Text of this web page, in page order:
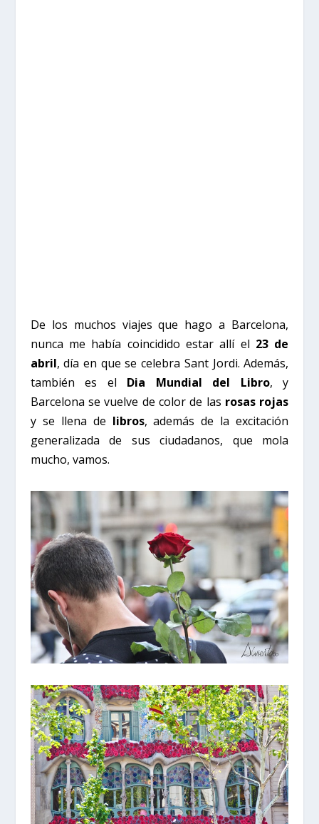
De los muchos viajes que hago a Barcelona,
nunca me había coincidido estar allí el 23 de
abril, día en que se celebra Sant Jordi. Además,
también es el Dia Mundial del Libro, y
Barcelona se vuelve de color de las rosas rojas
y se llena de libros, además de la excitación
generalizada de sus ciudadanos, que mola
mucho, vamos.